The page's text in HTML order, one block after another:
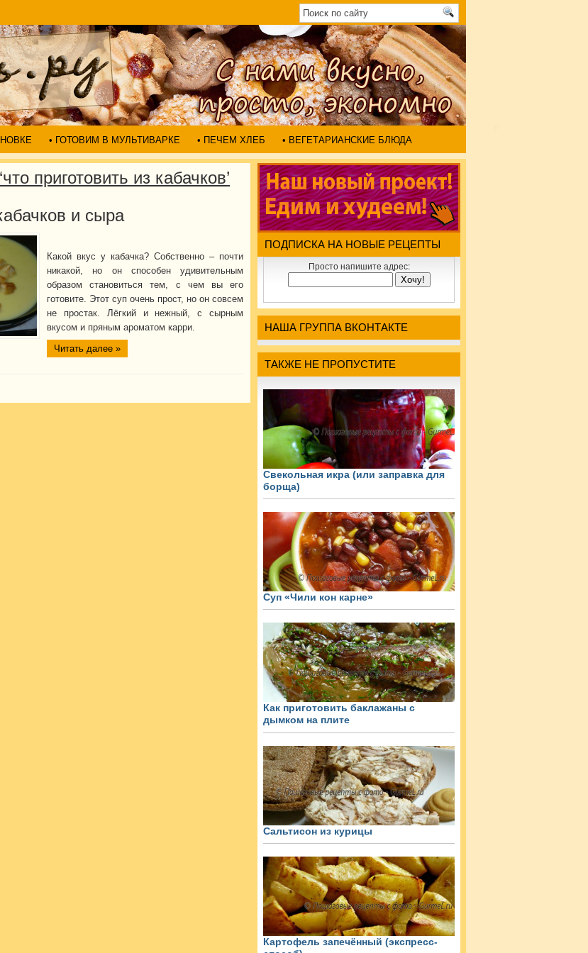
• ГОТОВИМ В МУЛЬТИВАРКЕ • ПЕЧЕМ ХЛЕБ • ВЕГЕТАРИАНСКИЕ БЛЮДА
приготовить из кабачков’
и сыра
Какой вкус у кабачка? Собственно – почти
никакой, но он способен удивительным
образом становиться тем, с чем вы его
готовите. Этот суп очень прост, но он совсем
не простак. Лёгкий и нежный, с сырным
вкусом и пряным ароматом карри.
Читать далее »
ПОДПИСКА НА НОВЫЕ РЕЦЕПТЫ
Просто напишите адрес:
НАША ГРУППА ВКОНТАКТЕ
ТАКЖЕ НЕ ПРОПУСТИТЕ
Свекольная икра (или заправка для
борща)
Суп «Чили кон карне»
Как приготовить баклажаны с
дымком на плите
Сальтисон из курицы
Картофель запечённый (экспресс-